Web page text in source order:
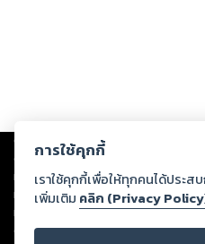
Copyright © 2026
ต่อผลงานหรือเนื้อหาใดที่อัปโหลดผ่านเว็
ทรัพย์สินทางปัญญาของบุคคลอื่นหรือขัด
ทุกท่านโปรดใช้วิจารณญาณในการกลั่นก
หนึ่งส่วนใดขัดต่อกฎหมายและศีลธรรม ก
ดำเนินการในทันที ทั้งนี้ ทางสตอรี่ล็อก
การใช้คุกกี้
เราใช้คุกกี้เพื่อให้ทุกคนได้ประ
เพิ่มเติม คลิก (Privacy